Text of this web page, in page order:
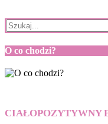
O co chodzi?
CIAŁOPOZYTYWNY